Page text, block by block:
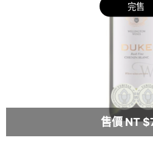
完售
售價 NT